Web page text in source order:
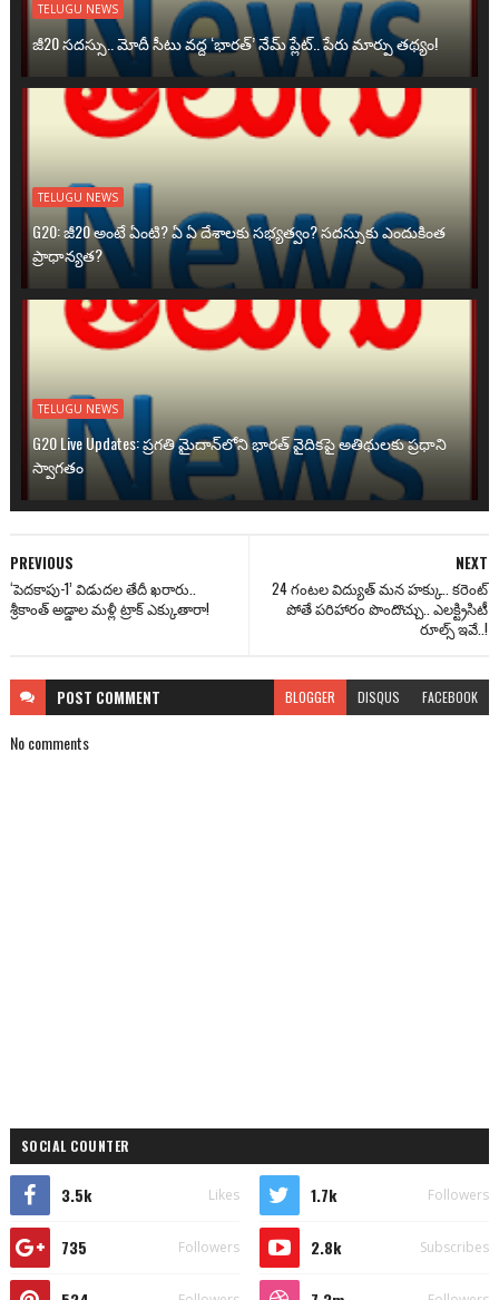
TELUGU NEWS
జీ20 సదస్సు.. మోదీ సీటు వద్ద ‘భారత్’ నేమ్ ప్లేట్‌.. పేరు మార్పు తథ్యం!
TELUGU NEWS
G20: జీ20 అంటే ఏంటి? ఏ ఏ దేశాలకు సభ్యత్వం? సదస్సుకు ఎందుకింత
ప్రాధాన్యత?
TELUGU NEWS
G20 Live Updates: ప్రగతి మైదాన్‌లోని భారత్ వైదికపై అతిథులకు ప్రధాని
స్వాగతం
NEXT
24 గంటల విద్యుత్ మన హక్కు.. కరెంట్
పోతే పరిహారం పొందొచ్చు.. ఎలక్ట్రిసిటీ
రూల్స్ ఇవే..!
PREVIOUS
‘పెదకాపు-1’ విడుదల తేదీ ఖరారు..
శ్రీకాంత్ అడ్డాల మళ్లీ ట్రాక్ ఎక్కుతారా!
POST COMMENT BLOGGER DISQUS FACEBOOK
No comments
SOCIAL COUNTER
3.5k Likes 1.7k Followers
735 Followers 2.8k Subscribes